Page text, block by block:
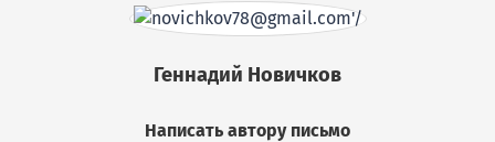
Геннадий Новичков
Написать автору письмо